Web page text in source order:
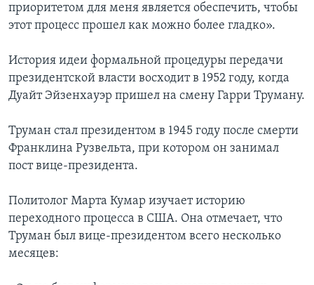
приоритетом для меня является обеспечить, чтобы
этот процесс прошел как можно более гладко».
История идеи формальной процедуры передачи
президентской власти восходит в 1952 году, когда
Дуайт Эйзенхауэр пришел на смену Гарри Труману.
Труман стал президентом в 1945 году после смерти
Франклина Рузвельта, при котором он занимал
пост вице-президента.
Политолог Марта Кумар изучает историю
переходного процесса в США. Она отмечает, что
Труман был вице-президентом всего несколько
месяцев: